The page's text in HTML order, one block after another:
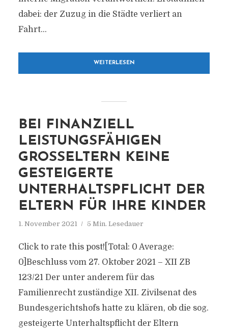
dabei: der Zuzug in die Städte verliert an
Fahrt...
WEITERLESEN
BEI FINANZIELL
LEISTUNGSFÄHIGEN
GROSSELTERN KEINE G
ESTEIGERTE U
NTERHALTSPFLICHT DER E
LTERN FÜR IHRE KINDER
1. November 2021 5 Min. Lesedauer
Click to rate this post![Total: 0 Average:
0]Beschluss vom 27. Oktober 2021 – XII ZB
123/21 Der unter anderem für das
Familienrecht zuständige XII. Zivilsenat des
Bundesgerichtshofs hatte zu klären, ob die sog.
gesteigerte Unterhaltspflicht der Eltern